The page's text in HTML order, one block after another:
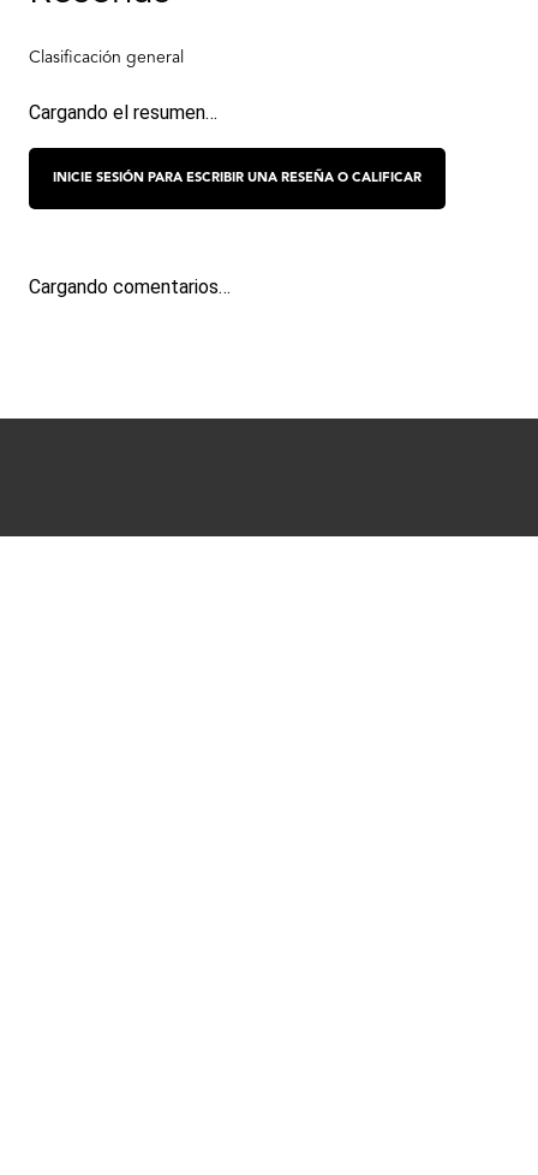
Cargando el resumen…
Cargando comentarios…